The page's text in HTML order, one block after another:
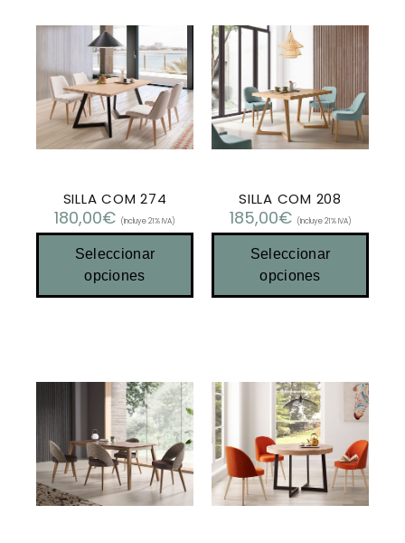
SILLA COM 274
180,00€ (Incluye 21% IVA)
Seleccionar
opciones
SILLA COM 208
185,00€ (Incluye 21% IVA)
Seleccionar
opciones